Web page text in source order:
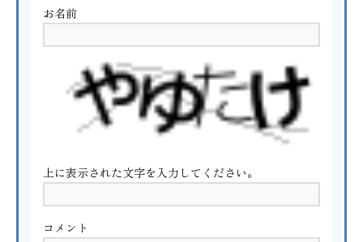
お名前
上に表示された文字を入力してください。
コメント